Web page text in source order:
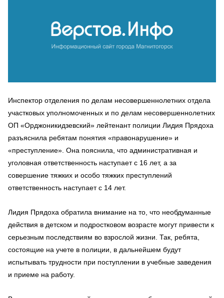
Инспектор отделения по делам несовершеннолетних отдела
участковых уполномоченных и по делам несовершеннолетних
ОП «Орджоникидзевский» лейтенант полиции Лидия Прядоха
разъяснила ребятам понятия «правонарушение» и
«преступление». Она пояснила, что административная и
уголовная ответственность наступает с 16 лет, а за
совершение тяжких и особо тяжких преступлений
ответственность наступает с 14 лет.
Лидия Прядоха обратила внимание на то, что необдуманные
действия в детском и подростковом возрасте могут привести к
серьезным последствиям во взрослой жизни. Так, ребята,
состоящие на учете в полиции, в дальнейшем будут
испытывать трудности при поступлении в учебные заведения
и приеме на работу.